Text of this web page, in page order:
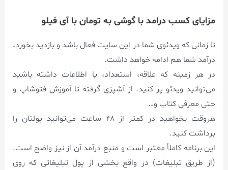
مزایای کسب درامد با گوشی به تومان با آی فیلو
تا زمانی که ویدئوی شما در این سایت فعال باشد و بازدید بخورد،
درآمد شما هم ادامه خواهد داشت.
در هر زمینه که علاقه، استعداد، یا اطلاعات داشته باشید
می‌توانید ویدئو پر کنید. از آشپزی گرفته تا آموزش فتوشاپ و
حتی معرفی کتاب و…
هروقت بخواهید در کمتر از ۴۸ ساعت می‌توانید پولتان را
برداشت کنید.
این برنامه کاملاً معتبر است و منبع درآمد آن از نیز واضح است.
(از طریق تبلیغات) در واقع بخشی از پول تبلیغاتی که روی